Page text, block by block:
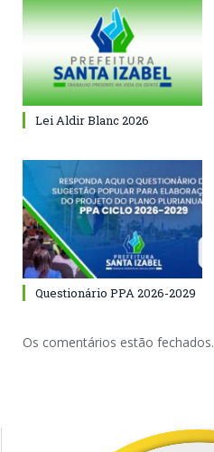
Lei Aldir Blanc 2026
Questionário PPA 2026-2029
Os comentários estão fechados.